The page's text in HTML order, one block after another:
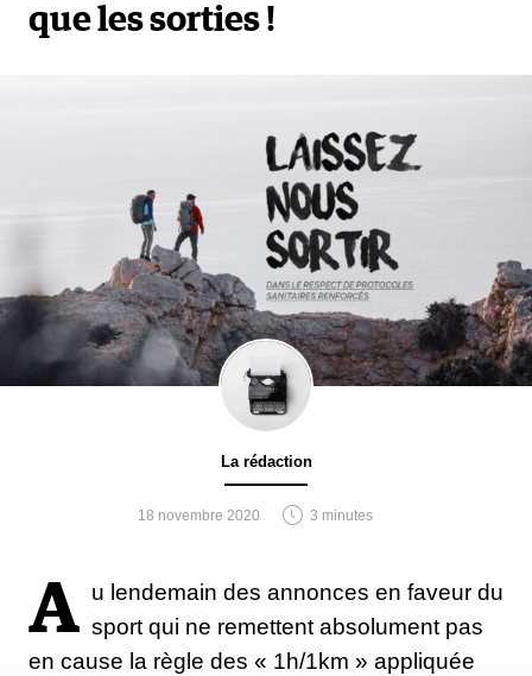
que les sorties !
La rédaction
18 novembre 2020 3 minutes
A u lendemain des annonces en faveur du
sport qui ne remettent absolument pas
en cause la règle des « 1h/1km » appliquée